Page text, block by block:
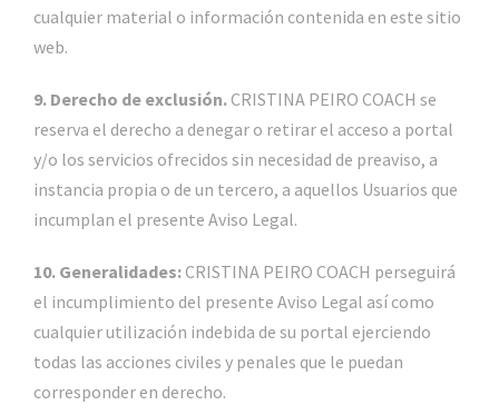
cualquier material o información contenida en este sitio
web.
9. Derecho de exclusión.CRISTINA PEIRO COACH se
reserva el derecho a denegar o retirar el acceso a portal
y/o los servicios ofrecidos sin necesidad de preaviso, a
instancia propia o de un tercero, a aquellos Usuarios que
incumplan el presente Aviso Legal.
10. Generalidades:CRISTINA PEIRO COACH perseguirá
el incumplimiento del presente Aviso Legal así como
cualquier utilización indebida de su portal ejerciendo
todas las acciones civiles y penales que le puedan
corresponder en derecho.